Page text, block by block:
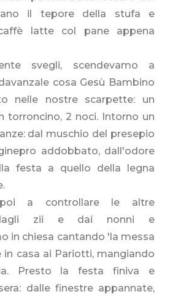
il tepore della stufa e
latte col pane appena
svegli, scendevamo a
cosa Gesù Bambino
nelle nostre scarpette: un
torroncino, 2 noci. Intorno un
dal muschio del presepio
addobbato, dall'odore
festa a quello della legna
poi a controllare le altre
dagli zii e dai nonni e
in chiesa cantando 'la messa
in casa ai Pariotti, mangiando
Presto la festa finiva e
dalle finestre appannate,